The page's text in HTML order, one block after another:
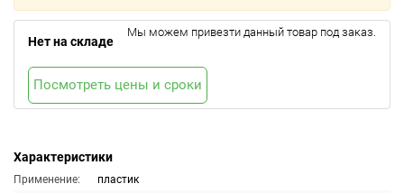
Характеристики
Применение:
пластик
Нет на складе
Мы можем привезти данный товар под заказ.
Посмотреть цены и сроки